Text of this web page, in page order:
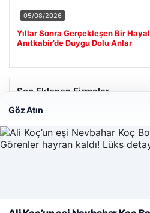
05/08/2026
Yıllar Sonra Gerçekleşen Bir
Anıtkabir’de Duygu Dolu Anlar
Son Eklenen Firmalar
23/06/2026
Web sitemizi nasıl kullandığınızı
deneyiminizi kişiselleştirmek ve
Göz Atın